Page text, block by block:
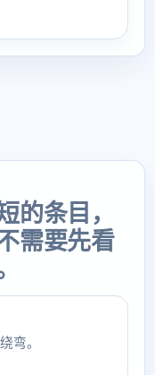
的条目，
需要先看
弯。